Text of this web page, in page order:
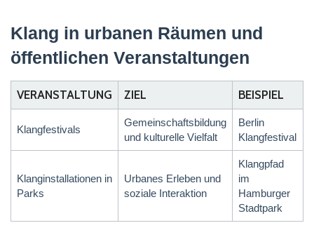
Klang in urbanen Räumen und
öffentlichen Veranstaltungen
VERANSTALTUNG ZIEL BEISPIEL
Klangfestivals
Gemeinschaftsbildung
und kulturelle Vielfalt
Berlin
Klangfestival
Klanginstallationen in
Parks
Urbanes Erleben und
soziale Interaktion
Klangpfad
im
Hamburger
Stadtpark